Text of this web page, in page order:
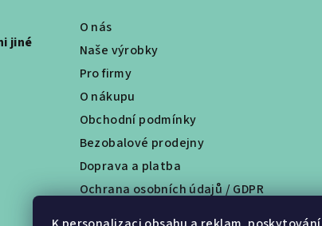
jiné
O nás
Naše výrobky
Pro firmy
O nákupu
Obchodní podmínky
Bezobalové prodejny
Doprava a platba
Ochrana osobních údajů / GDPR